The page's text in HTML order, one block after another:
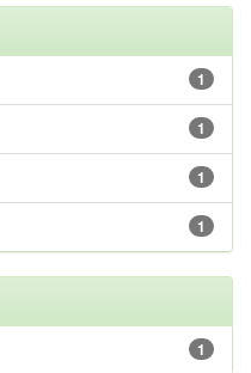
1
1
1
1
1